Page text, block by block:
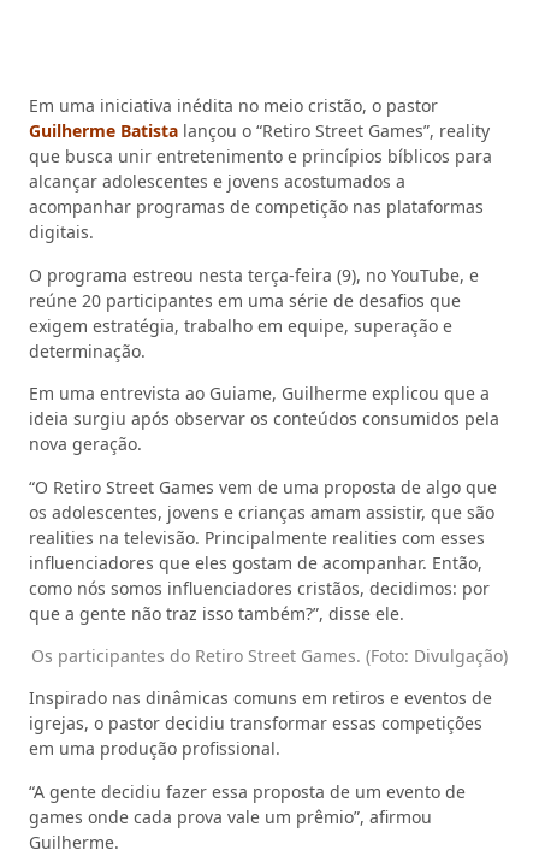
Em uma iniciativa inédita no meio cristão, o pastor
Guilherme Batista lançou o “Retiro Street Games”, reality
que busca unir entretenimento e princípios bíblicos para
alcançar adolescentes e jovens acostumados a
acompanhar programas de competição nas plataformas
digitais.
O programa estreou nesta terça-feira (9), no YouTube, e
reúne 20 participantes em uma série de desafios que
exigem estratégia, trabalho em equipe, superação e
determinação.
Em uma entrevista ao Guiame, Guilherme explicou que a
ideia surgiu após observar os conteúdos consumidos pela
nova geração.
“O Retiro Street Games vem de uma proposta de algo que
os adolescentes, jovens e crianças amam assistir, que são
realities na televisão. Principalmente realities com esses
influenciadores que eles gostam de acompanhar. Então,
como nós somos influenciadores cristãos, decidimos: por
que a gente não traz isso também?”, disse ele.
Os participantes do Retiro Street Games. (Foto: Divulgação)
Inspirado nas dinâmicas comuns em retiros e eventos de
igrejas, o pastor decidiu transformar essas competições
em uma produção profissional.
“A gente decidiu fazer essa proposta de um evento de
games onde cada prova vale um prêmio”, afirmou
Guilherme.